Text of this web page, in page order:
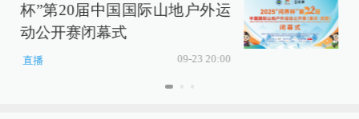
杯”第20届中国国际山地户外运
动公开赛闭幕式
直播 09-23 20:00